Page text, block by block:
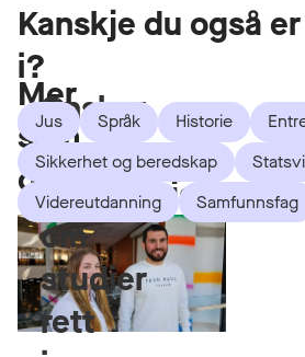
Ønsker
du
informasjon
om
studier
rett
Mer
som
dette
Kanskje du også
i?
Jus Språk Historie
Sikkerhet og beredskap
Videreutdanning
Samfunnsfag